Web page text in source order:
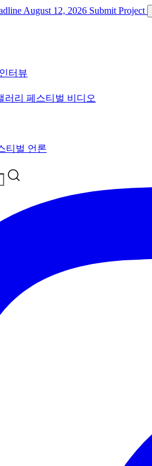
August 12, 2026 Submit Project
터뷰
러리 페스티벌 비디오
티벌 언론